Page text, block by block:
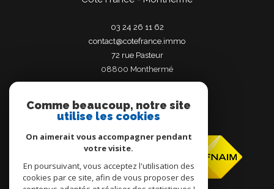
03 24 26 11 62
contact@cotefrance.immo
72 rue Pasteur
08800
monthermé
Adhérents
Comme beaucoup, notre site
utilise les cookies
On aimerait vous accompagner pendant
votre visite.
En poursuivant, vous acceptez l'utilisation des
cookies par ce site, afin de vous proposer des